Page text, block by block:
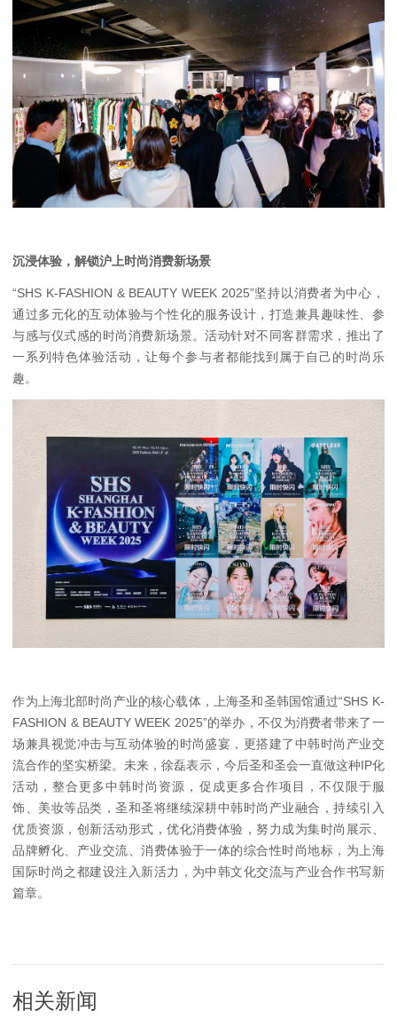
沉浸体验，解锁沪上时尚消费新场景
“SHS K-FASHION & BEAUTY WEEK 2025”坚持以消费者为中心，
通过多元化的互动体验与个性化的服务设计，打造兼具趣味性、参
与感与仪式感的时尚消费新场景。活动针对不同客群需求，推出了
一系列特色体验活动，让每个参与者都能找到属于自己的时尚乐
趣。
作为上海北部时尚产业的核心载体，上海圣和圣韩国馆通过“SHS K-
FASHION & BEAUTY WEEK 2025”的举办，不仅为消费者带来了一
场兼具视觉冲击与互动体验的时尚盛宴，更搭建了中韩时尚产业交
流合作的坚实桥梁。未来，徐磊表示，今后圣和圣会一直做这种IP化
活动，整合更多中韩时尚资源，促成更多合作项目，不仅限于服
饰、美妆等品类，圣和圣将继续深耕中韩时尚产业融合，持续引入
优质资源，创新活动形式，优化消费体验，努力成为集时尚展示、
品牌孵化、产业交流、消费体验于一体的综合性时尚地标，为上海
国际时尚之都建设注入新活力，为中韩文化交流与产业合作书写新
篇章。
相关新闻